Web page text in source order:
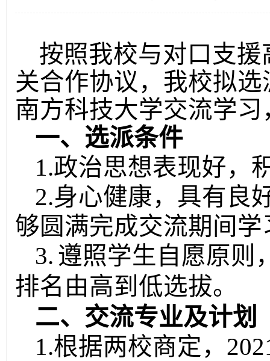
按照我校与对口支
关合作协议，我校拟选
南方科技大学交流学
一、选派条件
1.政治思想表现好，
2.身心健康，具有良
够圆满完成交流期间学
3. 遵照学生自愿原则
排名由高到低选拔。
二、交流专业及计划
1.根据两校商定，